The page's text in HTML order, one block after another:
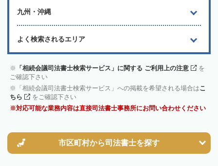
九州・沖縄
よく検索されるエリア
「相続会議司法書士検索サービス」に関する ご利用上の注意
を
ご確認下さい
「相続会議司法書士検索サービス」への掲載を希望される場合はこ
ちら
をご確認下さい
対応可能な業務内容は直接司法書士事務所にお問い合わせください
市区町村から司法書士を探す